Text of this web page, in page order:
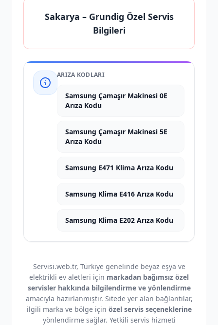
Sakarya – Grundig Özel Servis
Bilgileri
ARIZA KODLARI
Samsung Çamaşır Makinesi 0E
Arıza Kodu
Samsung Çamaşır Makinesi 5E
Arıza Kodu
Samsung E471 Klima Arıza Kodu
Samsung Klima E416 Arıza Kodu
Samsung Klima E202 Arıza Kodu
Servisi.web.tr, Türkiye genelinde beyaz eşya ve
elektrikli ev aletleri için markadan bağımsız özel
servisler hakkında bilgilendirme ve yönlendirme
amacıyla hazırlanmıştır. Sitede yer alan bağlantılar,
ilgili marka ve bölge için özel servis seçeneklerine
yönlendirme sağlar. Yetkili servis hizmeti